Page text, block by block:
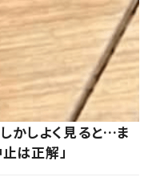
かしよく見ると…ま
は正解」